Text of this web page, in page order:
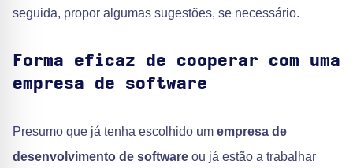
seguida, propor algumas sugestões, se necessário.
Forma eficaz de cooperar com uma
empresa de software
Presumo que já tenha escolhido um empresa de
desenvolvimento de software ou já estão a trabalhar